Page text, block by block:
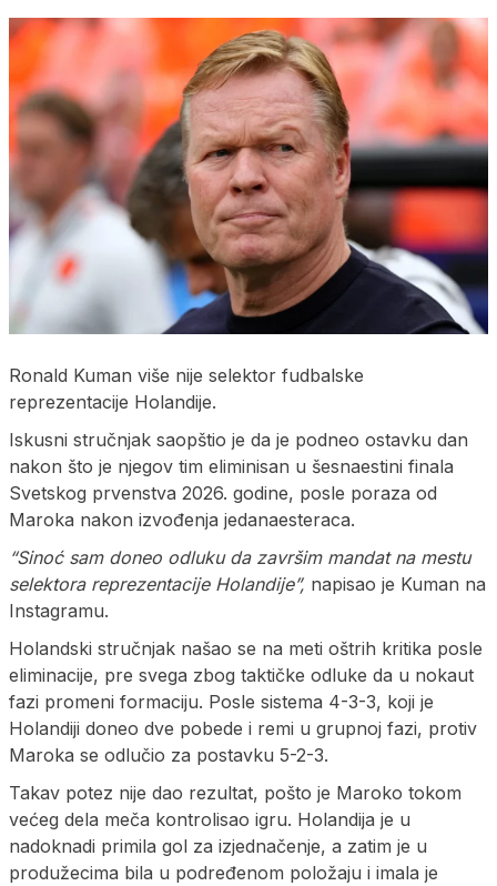
Ronald Kuman više nije selektor fudbalske
reprezentacije Holandije.
Iskusni stručnjak saopštio je da je podneo ostavku dan
nakon što je njegov tim eliminisan u šesnaestini finala
Svetskog prvenstva 2026. godine, posle poraza od
Maroka nakon izvođenja jedanaesteraca.
“Sinoć sam doneo odluku da završim mandat na mestu
selektora reprezentacije Holandije”, napisao je Kuman na
Instagramu.
Holandski stručnjak našao se na meti oštrih kritika posle
eliminacije, pre svega zbog taktičke odluke da u nokaut
fazi promeni formaciju. Posle sistema 4-3-3, koji je
Holandiji doneo dve pobede i remi u grupnoj fazi, protiv
Maroka se odlučio za postavku 5-2-3.
Takav potez nije dao rezultat, pošto je Maroko tokom
većeg dela meča kontrolisao igru. Holandija je u
nadoknadi primila gol za izjednačenje, a zatim je u
produžecima bila u podređenom položaju i imala je